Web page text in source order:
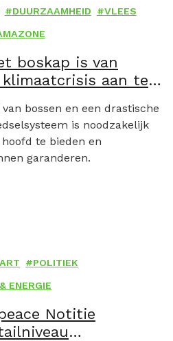
DUURZAAMHEID VLEES
boskap is van
aan te
bossen en een drastische
is noodzakelijk
te bieden en
garanderen.
POLITIEK
ENERGIE
Notitie